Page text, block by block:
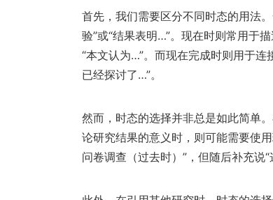
首先，我们需要区分不同时态的用法
验”或“结果表明…”。现在时则常用于
“本文认为…”。而现在完成时则用于
已经探讨了…”。
然而，时态的选择并非总是如此简单
论研究结果的意义时，则可能需要使
问卷调查（过去时）”，但随后补充说